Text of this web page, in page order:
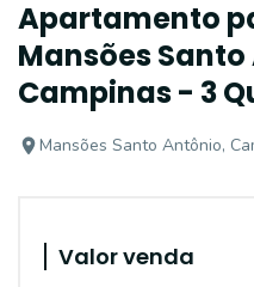
Apartamento
Mansões
Campinas - 3
Mansões Santo Antônio,
Valor venda